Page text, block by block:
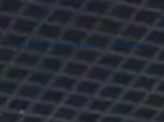
VÅRT ERBJUDANDE KUNSKAP